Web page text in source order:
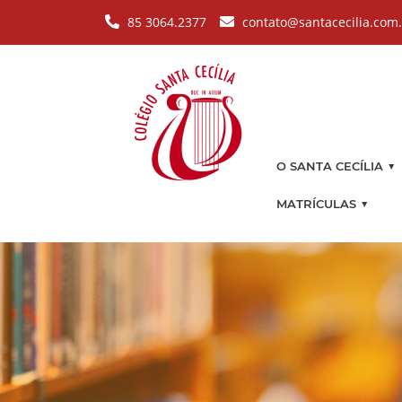
85 3064.2377
O SANTA CECÍLIA ▼
MATRÍCULAS ▼